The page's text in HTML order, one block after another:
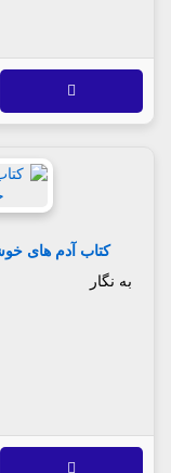
کتاب آدم های
به نگار